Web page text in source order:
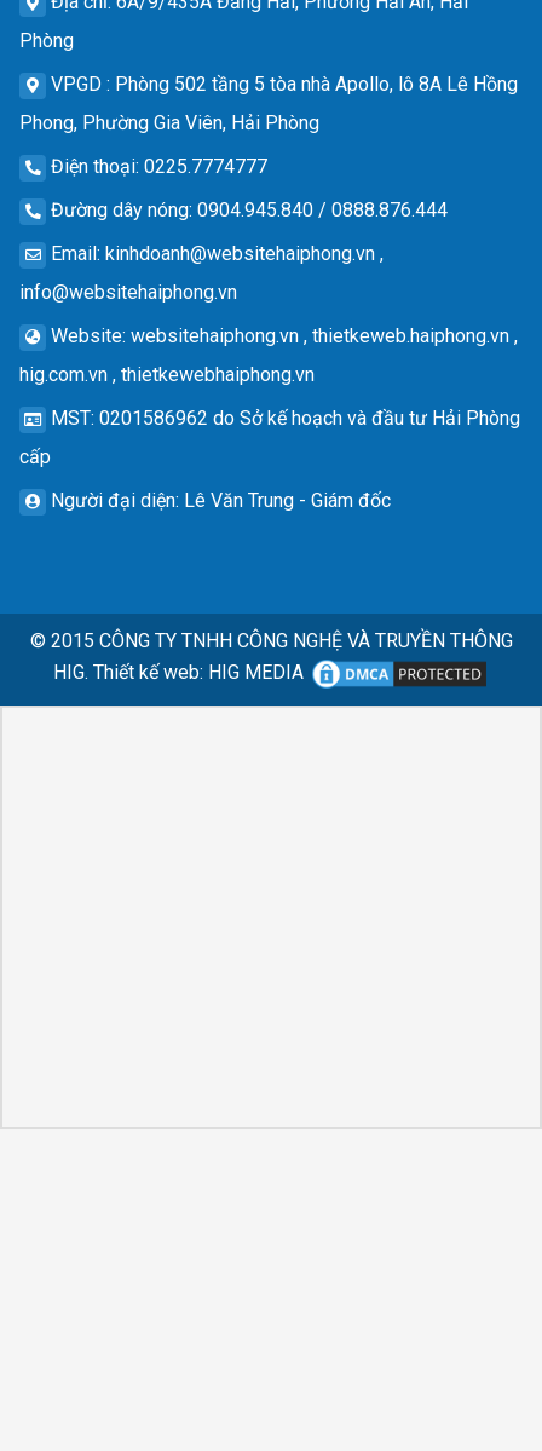
Phòng
VPGD : Phòng 502 tầng 5 tòa nhà Apollo, lô 8A Lê Hồng
Phong, Phường Gia Viên, Hải Phòng
Điện thoại: 0225.7774777
Đường dây nóng: 0904.945.840 / 0888.876.444
Email: kinhdoanh@websitehaiphong.vn ,
info@websitehaiphong.vn
Website: websitehaiphong.vn , thietkeweb.haiphong.vn ,
hig.com.vn , thietkewebhaiphong.vn
MST: 0201586962 do Sở kế hoạch và đầu tư Hải Phòng
cấp
Người đại diện: Lê Văn Trung - Giám đốc
© 2015 CÔNG TY TNHH CÔNG NGHỆ VÀ TRUYỀN THÔNG
HIG. Thiết kế web: HIG MEDIA